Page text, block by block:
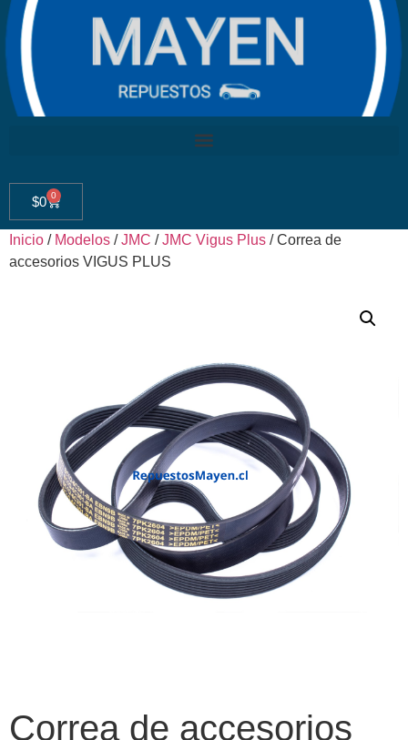
$0 0
Inicio / Modelos /JMC /JMC Vigus Plus / Correa de
accesorios VIGUS PLUS
Correa de accesorios